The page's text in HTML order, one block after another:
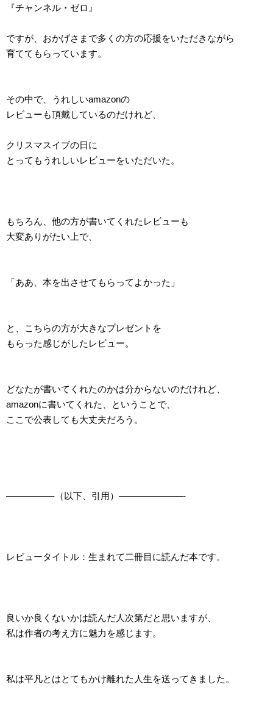
『チャンネル・ゼロ』
ですが、おかげさまで多くの方の応援をいただきながら
育ててもらっています。
その中で、うれしいamazonの
レビューも頂戴しているのだけれど、
クリスマスイブの日に
とってもうれしいレビューをいただいた。
もちろん、他の方が書いてくれたレビューも
大変ありがたい上で、
「ああ、本を出させてもらってよかった」
と、こちらの方が大きなプレゼントを
もらった感じがしたレビュー。
どなたが書いてくれたのかは分からないのだけれど、
amazonに書いてくれた、ということで、
ここで公表しても大丈夫だろう。
—————-（以下、引用）———————-
レビュータイトル：生まれて二冊目に読んだ本です。
良いか良くないかは読んだ人次第だと思いますが、
私は作者の考え方に魅力を感じます。
私は平凡とはとてもかけ離れた人生を送ってきました。